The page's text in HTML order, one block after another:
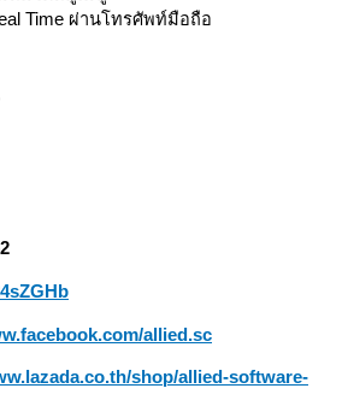
Time ผ่านโทรศัพท์มือถือ
allied.sc
shop/allied-software-